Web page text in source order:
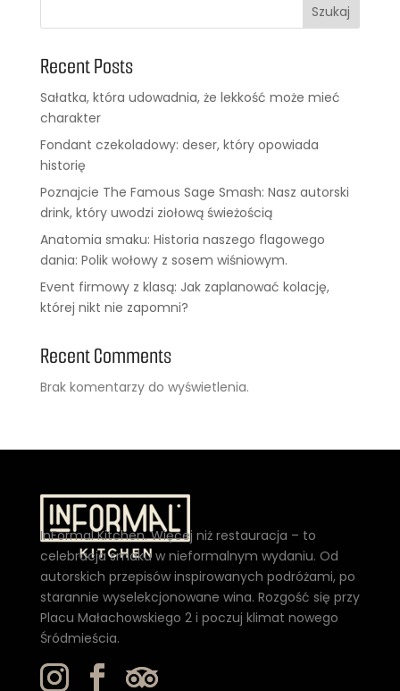
Szukaj
Recent Posts
Sałatka, która udowadnia, że lekkość może mieć
charakter
Fondant czekoladowy: deser, który opowiada
historię
Poznajcie The Famous Sage Smash: Nasz autorski
drink, który uwodzi ziołową świeżością
Anatomia smaku: Historia naszego flagowego
dania: Polik wołowy z sosem wiśniowym.
Event firmowy z klasą: Jak zaplanować kolację,
której nikt nie zapomni?
Recent Comments
Brak komentarzy do wyświetlenia.
InFormal Kitchen. Więcej niż restauracja – to
celebracja smaku w nieformalnym wydaniu. Od
autorskich przepisów inspirowanych podróżami, po
starannie wyselekcjonowane wina. Rozgość się przy
Placu Małachowskiego 2 i poczuj klimat nowego
Śródmieścia.